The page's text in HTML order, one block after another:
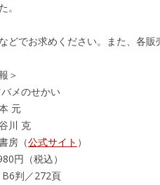
。
どでお求めください。また、各販
＞
メのせかい
元
川 克
房（公式サイト ）
円（税込）
判／272頁